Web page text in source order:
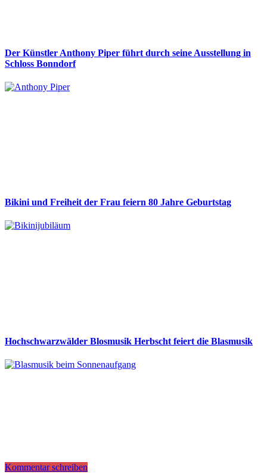
Der Künstler Anthony Piper führt durch seine Ausstellung in
Schloss Bonndorf
Bikini und Freiheit der Frau feiern 80 Jahre Geburtstag
Hochschwarzwälder Blosmusik Herbscht feiert die Blasmusik
Kommentar schreiben